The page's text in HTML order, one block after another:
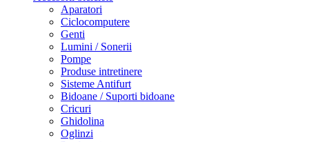
Aparatori
Ciclocomputere
Genti
Lumini / Sonerii
Pompe
Produse intretinere
Sisteme Antifurt
Bidoane / Suporti bidoane
Cricuri
Ghidolina
Oglinzi